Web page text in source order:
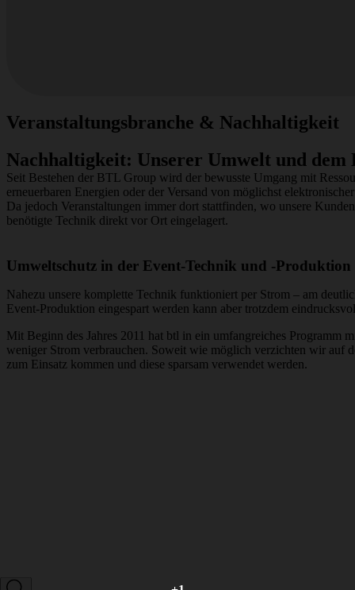
Veranstaltungsbranche & Nachhaltigkeit
Nachhaltigkeit: Unserer Umwelt und
Seit Bestehen der BTL Group wird der bewusste Umgang mit
erneuerbaren Energien oder der Versand von möglichst
Da jedoch Veranstaltungen immer dort stattfinden, wo unsere
benötigte Technik direkt vor Ort eingelagert.
Umweltschutz in der Event-Technik und -Produktion
Nahezu unsere komplette Technik funktioniert per Strom – am
Event-Produktion eingespart werden kann aber trotzdem
Mit Beginn des Jahres 2011 hat btl in ein umfangreiches
weniger Strom verbrauchen. Soweit wie möglich verzichten wir auf
zum Einsatz kommen und diese sparsam verwendet werden.